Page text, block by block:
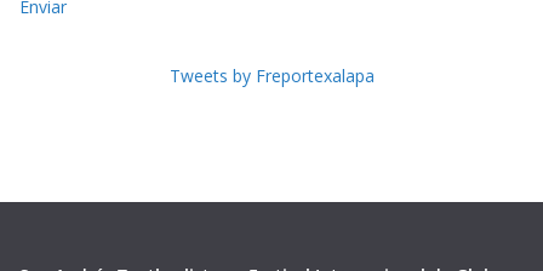
Enviar
Tweets by Freportexalapa